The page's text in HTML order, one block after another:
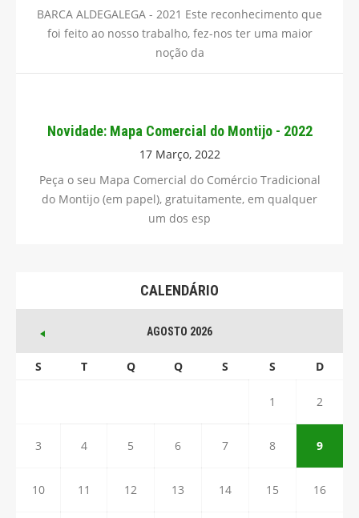
BARCA ALDEGALEGA - 2021 Este reconhecimento que
foi feito ao nosso trabalho, fez-nos ter uma maior
noção da
Novidade: Mapa Comercial do Montijo - 2022
17 Março, 2022
Peça o seu Mapa Comercial do Comércio Tradicional
do Montijo (em papel), gratuitamente, em qualquer
um dos esp
CALENDÁRIO
AGOSTO 2026
S T Q Q S S D
1 2
3 4 5 6 7 8 9
10 11 12 13 14 15 16